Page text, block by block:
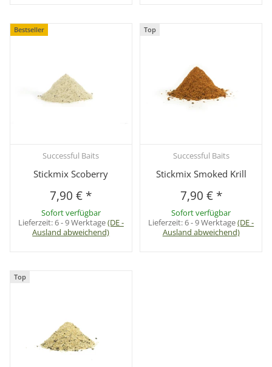
Bestseller
Successful Baits
Stickmix Scoberry
7,90 € *
Sofort verfügbar
Lieferzeit:6 - 9 Werktage(DE -
Ausland abweichend)
Top
Successful Baits
Stickmix Smoked Krill
7,90 € *
Sofort verfügbar
Lieferzeit:6 - 9 Werktage(DE -
Ausland abweichend)
Top